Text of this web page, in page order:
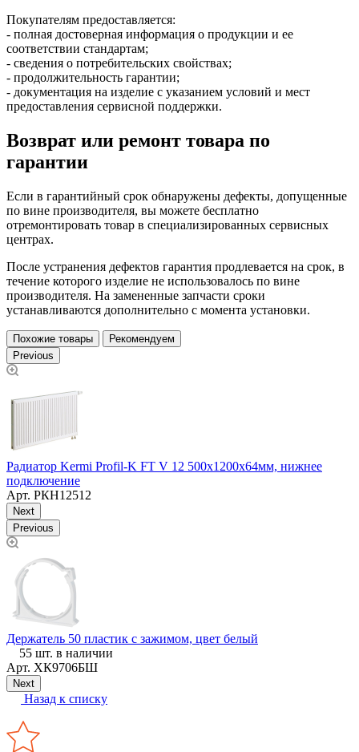
Покупателям предоставляется:
- полная достоверная информация о продукции и ее
соответствии стандартам;
- сведения о потребительских свойствах;
- продолжительность гарантии;
- документация на изделие с указанием условий и мест
предоставления сервисной поддержки.
Возврат или ремонт товара по
гарантии
Если в гарантийный срок обнаружены дефекты, допущенные
по вине производителя, вы можете бесплатно
отремонтировать товар в специализированных сервисных
центрах.
После устранения дефектов гарантия продлевается на срок, в
течение которого изделие не использовалось по вине
производителя. На замененные запчасти сроки
устанавливаются дополнительно с момента установки.
Похожие товары
Рекомендуем
Previous
Радиатор Kermi Profil-K FT V 12 500х1200х64мм, нижнее
подключение
Арт. РКН12512
Next
Previous
Держатель 50 пластик с зажимом, цвет белый
55 шт. в наличии
Арт. ХК9706БШ
Next
Назад к списку